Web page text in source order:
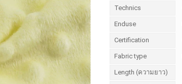
Technics
Enduse
Certification
Fabric type
Length (ความยาว)